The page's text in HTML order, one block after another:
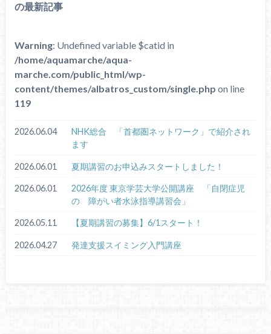
の最新記事
Warning: Undefined variable $catid in
/home/aquamarche/aqua-
marche.com/public_html/wp-
content/themes/albatros_custom/single.php on line
119
2026.06.04
NHK総合 「首都圏ネットワーク」で紹介され
ます
2026.06.01 夏期講習のお申込みスタートしました！
2026.06.01
2026年度 東京学芸大学公開講座 「自閉症児
の 障がい者水泳指導講習会」
2026.05.11 【夏期講習の募集】6/1スタート！
2026.04.27 発達支援スイミング入門講座